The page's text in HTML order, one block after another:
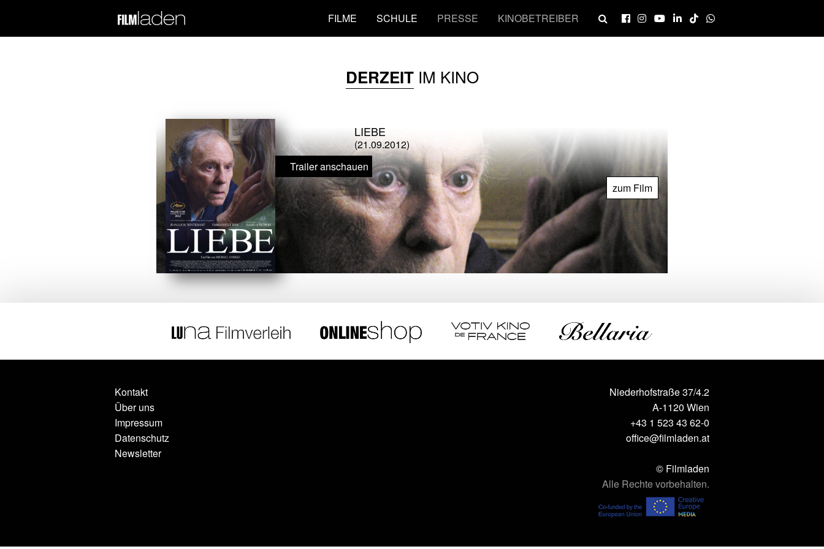
FILME SCHULE PRESSE KINOBETREIBER
DERZEITIM KINO
LIEBE
(21.09.2012)
Trailer anschauen
zum Film
Kontakt
Über uns
Impressum
Datenschutz
Newsletter
Niederhofstraße 37/4.2
A-1120 Wien
+43 1 523 43 62-0
office@filmladen.at
© Filmladen
Alle Rechte vorbehalten.